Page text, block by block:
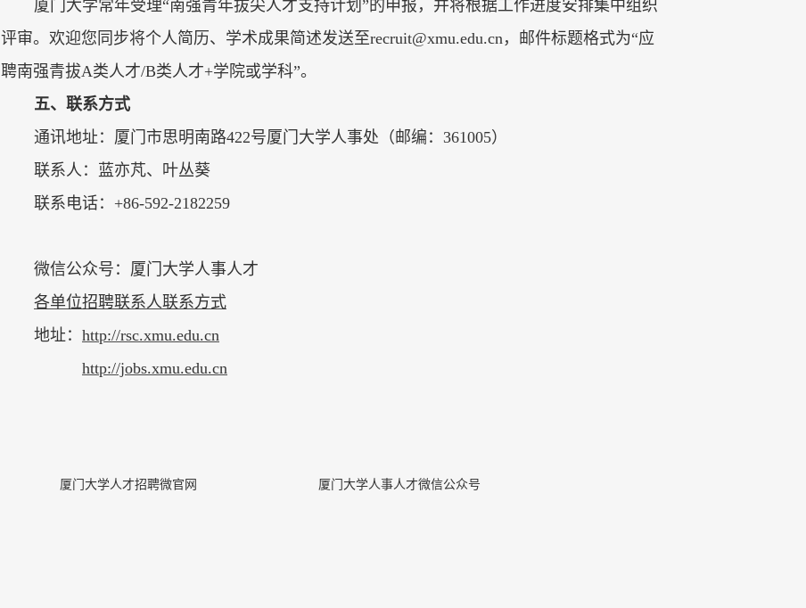
厦门大学常年受理“南强青年拔尖人才支持计划”的申报，并将根据工作进度安排集中组织
评审。欢迎您同步将个人简历、学术成果简述发送至recruit@xmu.edu.cn， 邮件标题格式为“应
聘南强青拔A类人才/B类人才+学院或学科”。
五、 联系方式
通讯地址：厦门市思明南路422号厦门大学人事处（邮编：361005）
联系人：蓝亦芃、叶丛葵
联系电话：+86-592-2182259
微信公众号：厦门大学人事人才
各单位招聘联系人联系方式
地址： http://rsc.xmu.edu.cn
http://jobs.xmu.edu.cn
厦门大学人才招聘微官网 厦门大学人事人才微信公众号